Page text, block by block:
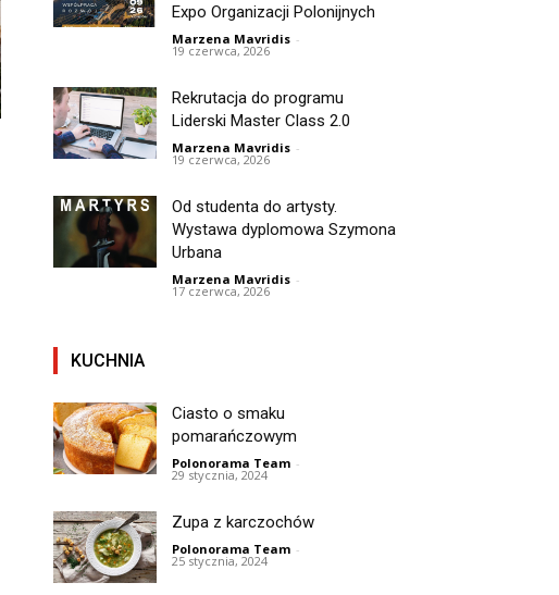
Expo Organizacji Polonijnych
Marzena Mavridis -
19 czerwca, 2026
Rekrutacja do programu
Liderski Master Class 2.0
Marzena Mavridis -
19 czerwca, 2026
Od studenta do artysty.
Wystawa dyplomowa Szymona
Urbana
Marzena Mavridis -
17 czerwca, 2026
KUCHNIA
Ciasto o smaku
pomarańczowym
Polonorama Team -
29 stycznia, 2024
Zupa z karczochów
Polonorama Team -
25 stycznia, 2024